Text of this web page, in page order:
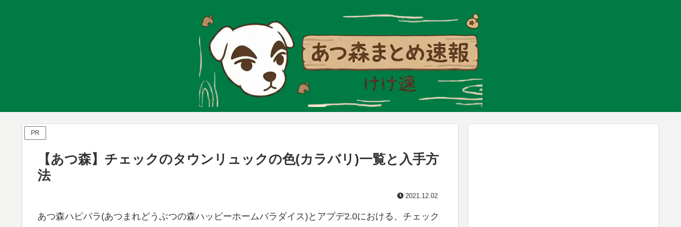
PR
【あつ森】チェックのタウンリュックの色(カラバリ)一覧と入手方
法
2021.12.02
あつ森ハピパラ(あつまれどうぶつの森ハッピーホームパラダイス)とアプデ2.0における、チェック